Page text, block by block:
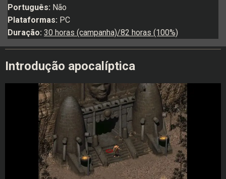
Português: Não
Plataformas: PC
Duração: 30 horas (campanha)/82 horas (100%)
Introdução apocalíptica